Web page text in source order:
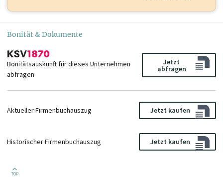
Bonität & Dokumente
Bonitätsauskunft für dieses Unternehmen
abfragen
Jetzt
abfragen
Aktueller Firmenbuchauszug Jetzt kaufen
Historischer Firmenbuchauszug Jetzt kaufen
TOP